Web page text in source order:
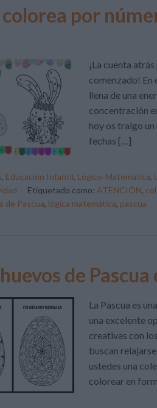
por
¡La cuenta
comenzado! En
llena de una
concentración
hoy os traigo
fechas […]
, Educación Infantil, Lógico-Matemática,
Etiquetado como: ATENCIÓN,
de Pascua, lógica matemática, pascua
de
La Pascua es
una excelente
creativas con
buscan
ustedes una
colorear en